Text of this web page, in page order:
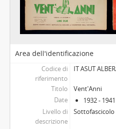
[Serie] Miscellanea su studenti,
[Parte] Materiali relativi a personalità
[Parte] Quadreria, Fine
Area dell'identificazione
Codice di
riferimento
IT ASUT
Titolo
Vent'Anni
Date
1932 -
Livello di
descrizione
Sottofascicolo